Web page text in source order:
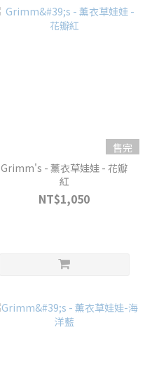
售完
Grimm's - 薰衣草娃娃 - 花瓣
紅
NT$1,050